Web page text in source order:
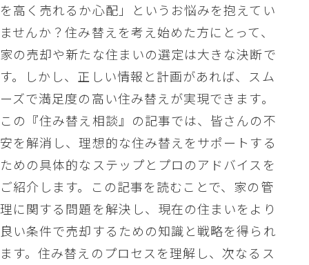
を高く売れるか心配」というお悩みを抱えてい
ませんか？住み替えを考え始めた方にとって、
家の売却や新たな住まいの選定は大きな決断で
す。しかし、正しい情報と計画があれば、スム
ーズで満足度の高い住み替えが実現できます。
この『住み替え相談』の記事では、皆さんの不
安を解消し、理想的な住み替えをサポートする
ための具体的なステップとプロのアドバイスを
ご紹介します。この記事を読むことで、家の管
理に関する問題を解決し、現在の住まいをより
良い条件で売却するための知識と戦略を得られ
ます。住み替えのプロセスを理解し、次なるス